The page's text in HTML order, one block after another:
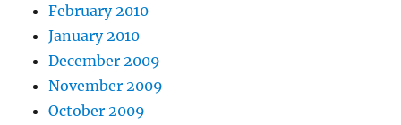
February 2010
January 2010
December 2009
November 2009
October 2009